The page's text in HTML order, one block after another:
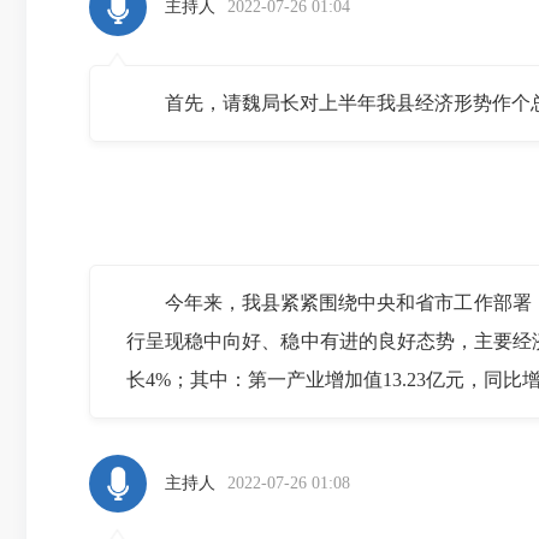
主持人 2022-07-26 01:04
首先，请魏局长对上半年我县经济形势作个
今年来，我县紧紧围绕中央和省市工作部署
行呈现稳中向好、稳中有进的良好态势，主要
长4%；其中：第一产业增加值13.23亿元，同比
主持人 2022-07-26 01:08